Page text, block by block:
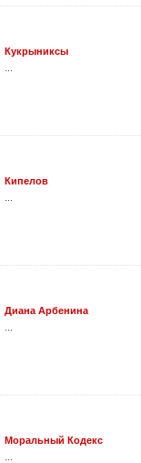
Кукрыниксы
Кипелов
Диана Арбенина
Моральный Кодекс